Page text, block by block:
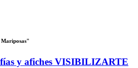
y afiches VISIBILIZARTE